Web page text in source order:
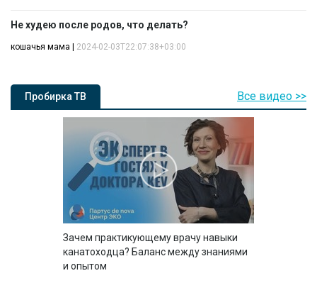
Не худею после родов, что делать?
кошачья мама 2024-02-03T22:07:38+03:00
Пробирка ТВ
Зачем практикующему врачу навыки
канатоходца? Баланс между знаниями
и опытом
Все видео >>